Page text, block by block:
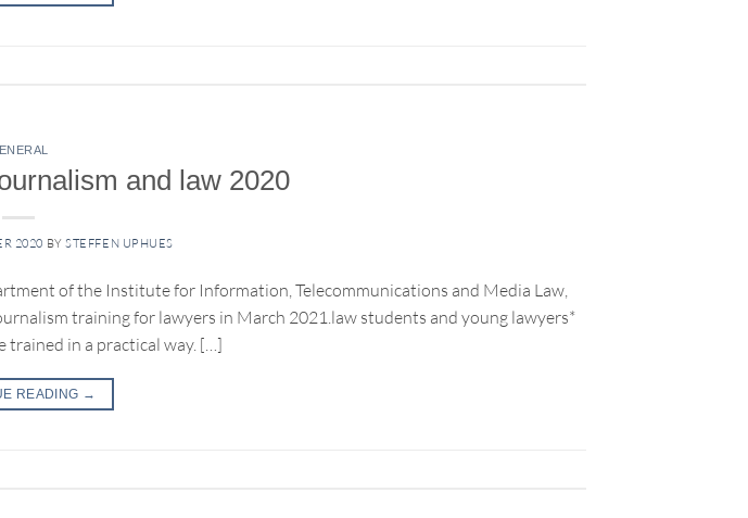
and law 2020
2020 BYSTEFFEN UPHUES
of the Institute for Information, Telecommunications and Media Law,
training for lawyers in March 2021.law students and young lawyers*
trained in a practical way. […]
READING →